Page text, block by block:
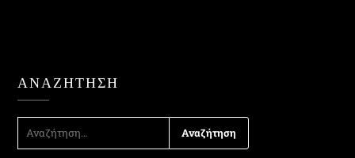
ΑΝΑΖΉΤΗΣΗ
ΑΝΑΖΉΤΗΣΗ
ΓΙΑ: